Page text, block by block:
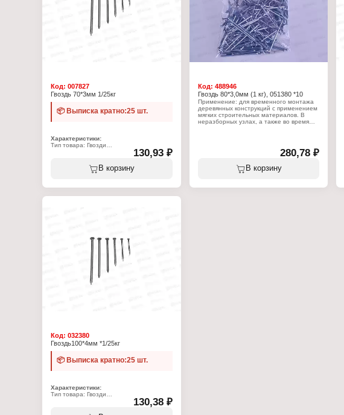
Код: 007827
Гвоздь 70*3мм 1/25кг
📦 Выписка кратно:25 шт.
Характеристики:
Тип товара: Гвозди
Диаметр, мм: 3
Материал: сталь
130,93 ₽
В корзину
Код: 488946
Гвоздь 80*3,0мм (1 кг), 051380 *10
Применение: для временного монтажа
деревянных конструкций с применением
мягких строительных материалов. В
неразборных узлах, а также во время
Материал изготовления: сталь
Головка: плоская, рифленая
280,78 ₽
В корзину
Код: 032380
Гвоздь100*4мм *1/25кг
📦 Выписка кратно:25 шт.
Характеристики:
Тип товара: Гвозди
130,38 ₽